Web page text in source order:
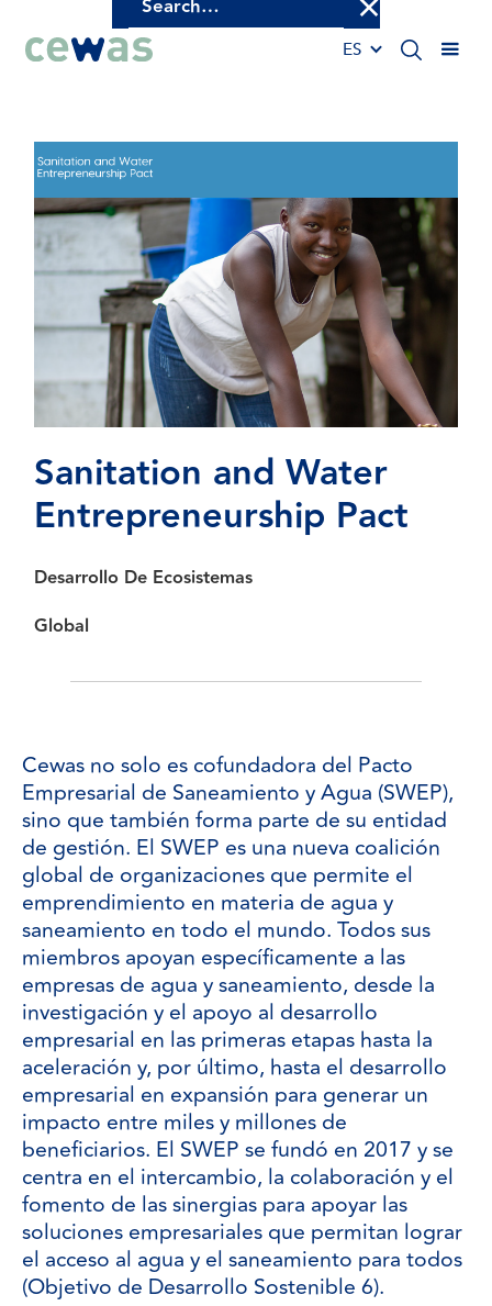
ES
Sanitation and Water
Entrepreneurship Pact
Desarrollo De Ecosistemas
Global
Cewas no solo es cofundadora del Pacto
Empresarial de Saneamiento y Agua (SWEP),
sino que también forma parte de su entidad
de gestión. El SWEP es una nueva coalición
global de organizaciones que permite el
emprendimiento en materia de agua y
saneamiento en todo el mundo. Todos sus
miembros apoyan específicamente a las
empresas de agua y saneamiento, desde la
investigación y el apoyo al desarrollo
empresarial en las primeras etapas hasta la
aceleración y, por último, hasta el desarrollo
empresarial en expansión para generar un
impacto entre miles y millones de
beneficiarios. El SWEP se fundó en 2017 y se
centra en el intercambio, la colaboración y el
fomento de las sinergias para apoyar las
soluciones empresariales que permitan lograr
el acceso al agua y el saneamiento para todos
(Objetivo de Desarrollo Sostenible 6).